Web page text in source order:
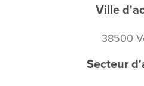
Ville
38500
Secteur